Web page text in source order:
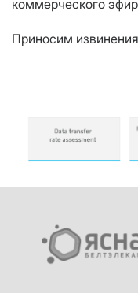
коммерческого
Приносим